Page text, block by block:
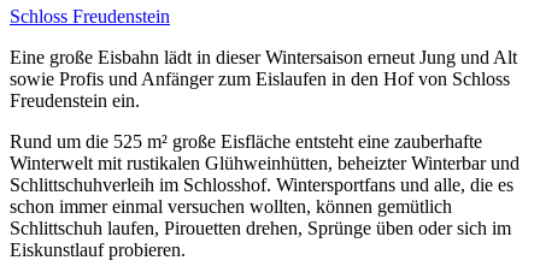
Schloss Freudenstein
Eine große Eisbahn lädt in dieser Wintersaison erneut Jung und Alt
sowie Profis und Anfänger zum Eislaufen in den Hof von Schloss
Freudenstein ein.
Rund um die 525 m² große Eisfläche entsteht eine zauberhafte
Winterwelt mit rustikalen Glühweinhütten, beheizter Winterbar und
Schlittschuhverleih im Schlosshof. Wintersportfans und alle, die es
schon immer einmal versuchen wollten, können gemütlich
Schlittschuh laufen, Pirouetten drehen, Sprünge üben oder sich im
Eiskunstlauf probieren.